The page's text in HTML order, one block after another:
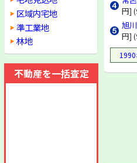
円]
旭
円]
天塩郡豊富町
礼文郡礼文町
利尻郡利尻町
利尻郡利尻富士町
網走郡東藻琴村
網走郡女満別町
網走郡美幌町
網走郡津別町
区域内宅地
準工業地
林地
不動産を一括査定